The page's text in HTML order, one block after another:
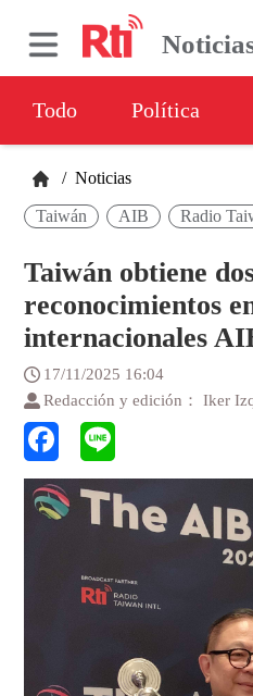
Todo Política
/ Noticias
Taiwán AIB Radio
Taiwán obtiene
reconocimientos
internacionales
17/11/2025 16:04
Redacción y edición： Iker